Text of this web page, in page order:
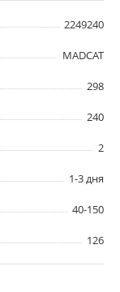
2249240
MADCAT
298
240
2
1-3 дня
40-150
126